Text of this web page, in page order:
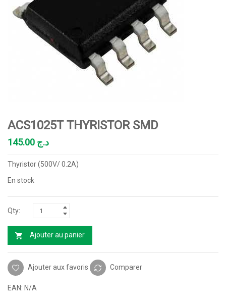
ACS1025T THYRISTOR SMD
د.ج
Thyristor (500V/ 0.2A)
En stock
Ajouter au panier
Ajouter aux favoris Comparer
EAN: N/A